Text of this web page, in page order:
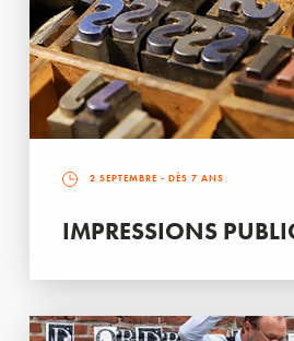
2 SEPTEMBRE - DÈS 7 ANS
IMPRESSIONS